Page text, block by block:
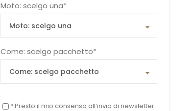
Moto: scelgo una*
Come: scelgo pacchetto*
* Presto il mio consenso all’invio di newsletter